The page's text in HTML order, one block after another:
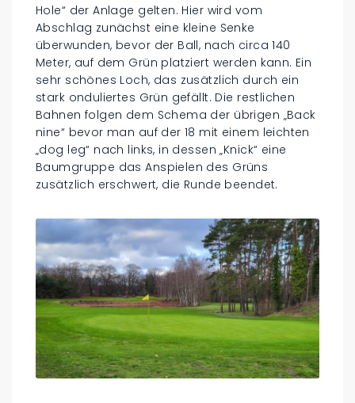
Hole“ der Anlage gelten. Hier wird vom
Abschlag zunächst eine kleine Senke
überwunden, bevor der Ball, nach circa 140
Meter, auf dem Grün platziert werden kann. Ein
sehr schönes Loch, das zusätzlich durch ein
stark onduliertes Grün gefällt. Die restlichen
Bahnen folgen dem Schema der übrigen „Back
nine“ bevor man auf der 18 mit einem leichten
„dog leg“ nach links, in dessen „Knick“ eine
Baumgruppe das Anspielen des Grüns
zusätzlich erschwert, die Runde beendet.